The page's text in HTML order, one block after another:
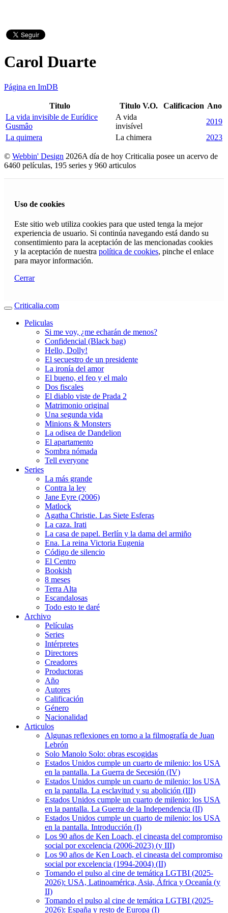
Carol Duarte
Página en ImDB
Titulo Titulo V.O. Calificacion Ano
La vida invisible de Eurídice
Gusmâo
A vida
invisível
2019
La quimera
La chimera 2023
© Webbin' Design 2026A día de hoy Criticalia posee un acervo de
6460 películas, 195 series y 960 articulos
Uso de cookies
Este sitio web utiliza cookies para que usted tenga la mejor
experiencia de usuario. Si continúa navegando está dando su
consentimiento para la aceptación de las mencionadas cookies
y la aceptación de nuestra política de cookies, pinche el enlace
para mayor información.
Cerrar
Criticalia.com
Peliculas
Si me voy, ¿me echarán de menos?
Confidencial (Black bag)
Hello, Dolly!
El secuestro de un presidente
La ironía del amor
El bueno, el feo y el malo
Dos fiscales
El diablo viste de Prada 2
Matrimonio original
Una segunda vida
Minions & Monsters
La odisea de Dandelion
El apartamento
Sombra nómada
Tell everyone
Series
La más grande
Contra la ley
Jane Eyre (2006)
Matlock
Agatha Christie. Las Siete Esferas
La caza. Irati
La casa de papel. Berlín y la dama del armiño
Ena. La reina Victoria Eugenia
Código de silencio
El Centro
Bookish
8 meses
Terra Alta
Escandalosas
Todo esto te daré
Archivo
Películas
Series
Intérpretes
Directores
Creadores
Productoras
Año
Autores
Calificación
Género
Nacionalidad
Articulos
Algunas reflexiones en torno a la filmografía de Juan
Lebrón
Solo Manolo Solo: obras escogidas
Estados Unidos cumple un cuarto de milenio: los USA
en la pantalla. La Guerra de Secesión (IV)
Estados Unidos cumple un cuarto de milenio: los USA
en la pantalla. La esclavitud y su abolición (III)
Estados Unidos cumple un cuarto de milenio: los USA
en la pantalla. La Guerra de la Independencia (II)
Estados Unidos cumple un cuarto de milenio: los USA
en la pantalla. Introducción (I)
Los 90 años de Ken Loach, el cineasta del compromiso
social por excelencia (2006-2023) (y III)
Los 90 años de Ken Loach, el cineasta del compromiso
social por excelencia (1994-2004) (II)
Tomando el pulso al cine de temática LGTBI (2025-
2026): USA, Latinoamérica, Asia, África y Oceanía (y
II)
Tomando el pulso al cine de temática LGTBI (2025-
2026): España y resto de Europa (I)